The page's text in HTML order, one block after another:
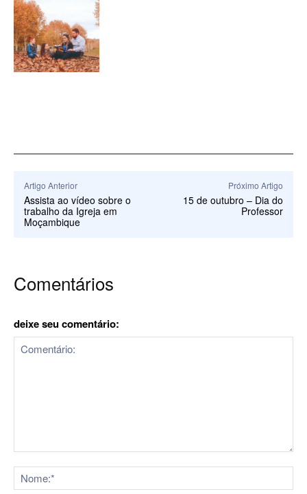
Artigo Anterior
Assista ao vídeo sobre o
trabalho da Igreja em
Moçambique
Próximo Artigo
15 de outubro – Dia do
Professor
Comentários
deixe seu comentário: